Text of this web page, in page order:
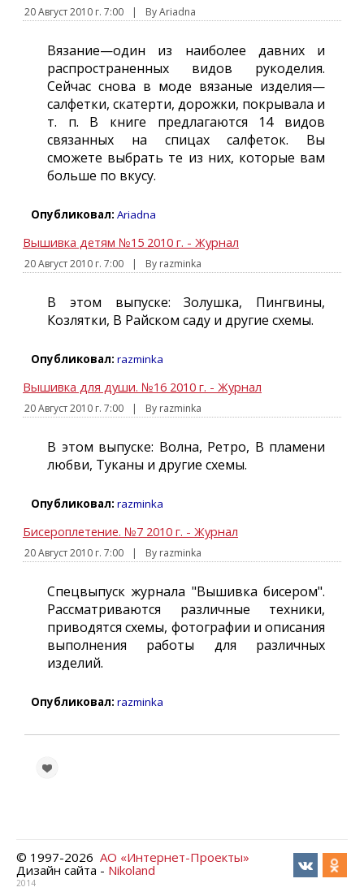
20 Август 2010 г. 7:00 | By Ariadna
Вязание—один из наиболее давних и
распространенных видов рукоделия.
Сейчас снова в моде вязаные изделия—
салфетки, скатерти, дорожки, покрывала и
т. п. В книге предлагаются 14 видов
связанных на спицах салфеток. Вы
сможете выбрать те из них, которые вам
больше по вкусу.
Опубликовал: Ariadna
Вышивка детям №15 2010 г. - Журнал
20 Август 2010 г. 7:00 | By razminka
В этом выпуске: Золушка, Пингвины,
Козлятки, В Райском саду и другие схемы.
Опубликовал: razminka
Вышивка для души. №16 2010 г. - Журнал
20 Август 2010 г. 7:00 | By razminka
В этом выпуске: Волна, Ретро, В пламени
любви, Туканы и другие схемы.
Опубликовал: razminka
Бисероплетение. №7 2010 г. - Журнал
20 Август 2010 г. 7:00 | By razminka
Спецвыпуск журнала "Вышивка бисером".
Рассматриваются различные техники,
приводятся схемы, фотографии и описания
выполнения работы для различных
изделий.
Опубликовал: razminka
© 1997-2026 АО «Интернет-Проекты»
Дизайн сайта - Nikoland
2014